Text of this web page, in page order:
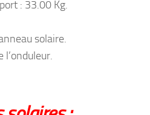
: 33.00 Kg.
solaire.
l’onduleur.